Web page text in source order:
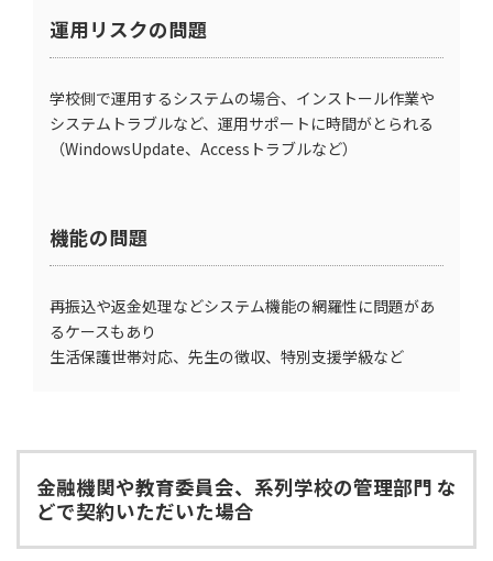
運用リスクの問題
学校側で運用するシステムの場合、インストール作業や
システムトラブルなど、運用サポートに時間がとられる
（WindowsUpdate、Accessトラブルなど）
機能の問題
再振込や返金処理などシステム機能の網羅性に問題があ
るケースもあり
生活保護世帯対応、先生の徴収、特別支援学級など
金融機関や教育委員会、系列学校の管理部門 な
どで契約いただいた場合